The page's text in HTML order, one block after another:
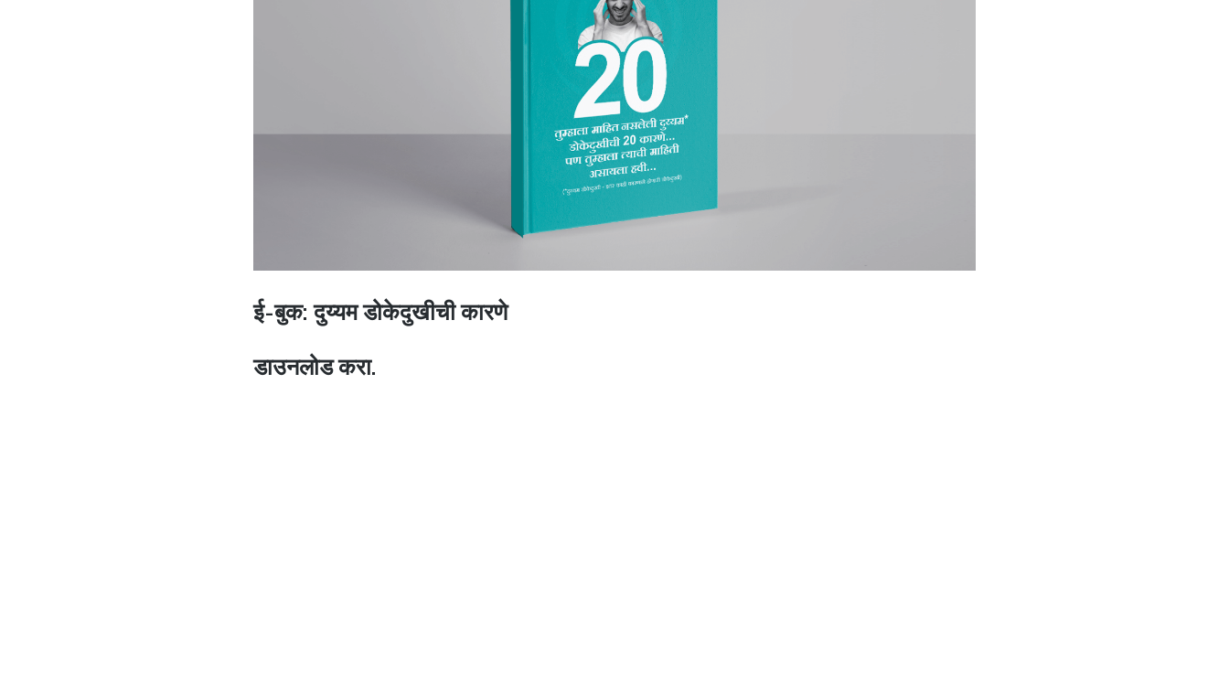
ई-बुक: दुय्यम डोकेदुखीची कारणे
डाउनलोड करा.